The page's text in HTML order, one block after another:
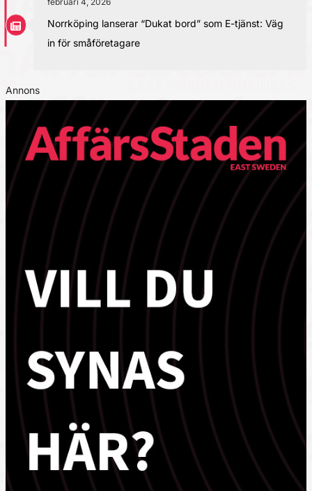
Norrköping lanserar “Dukat bord” som E-tjänst: Väg
in för småföretagare
Annons